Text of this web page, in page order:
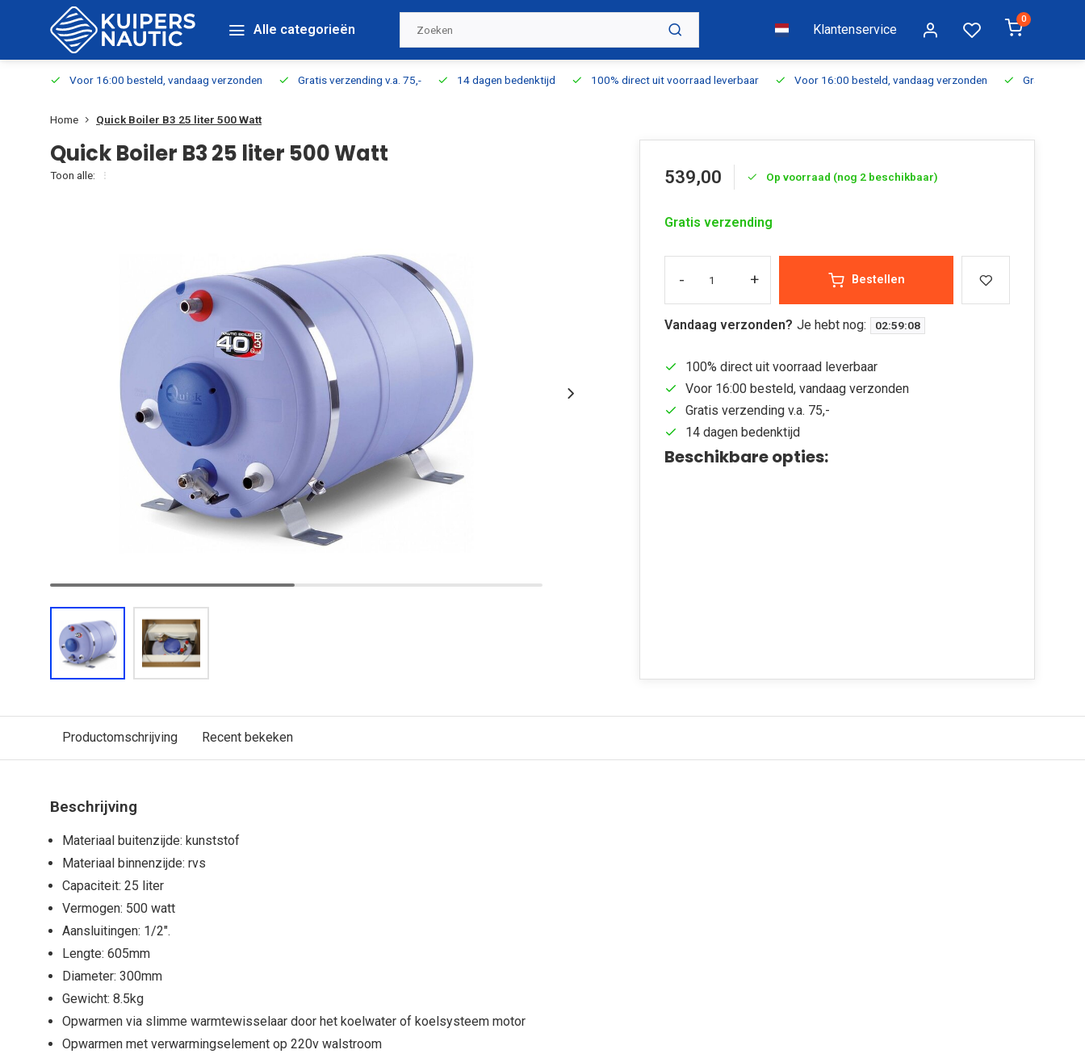
Alle categorieën Klantenservice
0
Voor 16:00 besteld, vandaag verzonden Gratis verzending v.a. 75,- 14 dagen bedenktijd 100% direct uit voorraad leverbaar Voor 16:00 besteld, vandaag verzonden Gratis
Home Quick Boiler B3 25 liter 500 Watt
Quick Boiler B3 25 liter 500 Watt
Toon alle: 539,00 Op voorraad (nog 2 beschikbaar)
Gratis verzending
- + Bestellen
Vandaag verzonden? Je hebt nog: 02:59:08
100% direct uit voorraad leverbaar
Voor 16:00 besteld, vandaag verzonden
Gratis verzending v.a. 75,-
14 dagen bedenktijd
Beschikbare opties:
Productomschrijving Recent bekeken
Beschrijving
Materiaal buitenzijde: kunststof
Materiaal binnenzijde: rvs
Capaciteit: 25 liter
Vermogen: 500 watt
Aansluitingen: 1/2".
Lengte: 605mm
Diameter: 300mm
Gewicht: 8.5kg
Opwarmen via slimme warmtewisselaar door het koelwater of koelsysteem motor
Opwarmen met verwarmingselement op 220v walstroom